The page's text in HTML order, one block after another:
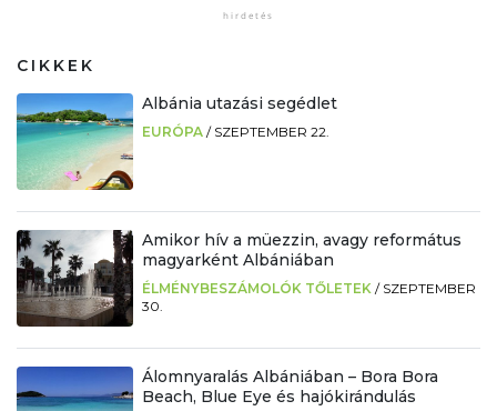
CIKKEK
Albánia utazási segédlet
EURÓPA / SZEPTEMBER 22.
Amikor hív a müezzin, avagy református
magyarként Albániában
ÉLMÉNYBESZÁMOLÓK TŐLETEK / SZEPTEMBER
30.
Álomnyaralás Albániában – Bora Bora
Beach, Blue Eye és hajókirándulás